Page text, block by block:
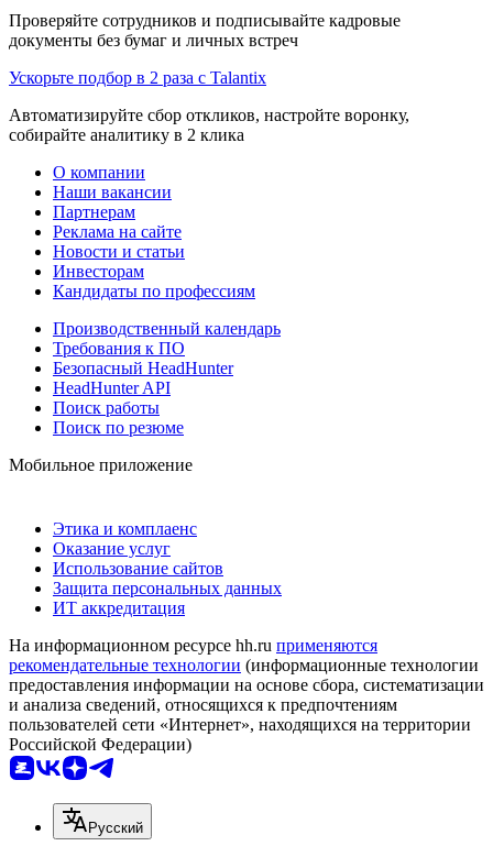
Проверяйте сотрудников и подписывайте кадровые
документы без бумаг и личных встреч
Ускорьте подбор в 2 раза с Talantix
Автоматизируйте сбор откликов, настройте воронку,
собирайте аналитику в 2 клика
О компании
Наши вакансии
Партнерам
Реклама на сайте
Новости и статьи
Инвесторам
Кандидаты по профессиям
Производственный календарь
Требования к ПО
Безопасный HeadHunter
HeadHunter API
Поиск работы
Поиск по резюме
Мобильное приложение
Этика и комплаенс
Оказание услуг
Использование сайтов
Защита персональных данных
ИТ аккредитация
На информационном ресурсе hh.ru применяются
рекомендательные технологии (информационные технологии
предоставления информации на основе сбора, систематизации
и анализа сведений, относящихся к предпочтениям
пользователей сети «Интернет», находящихся на территории
Российской Федерации)
Русский